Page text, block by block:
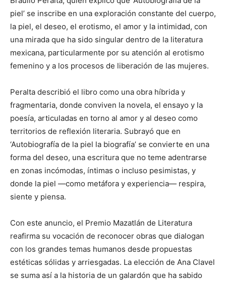
piel’ se inscribe en una exploración constante del cuerpo,
la piel, el deseo, el erotismo, el amor y la intimidad, con
una mirada que ha sido singular dentro de la literatura
mexicana, particularmente por su atención al erotismo
femenino y a los procesos de liberación de las mujeres.
Peralta describió el libro como una obra híbrida y
fragmentaria, donde conviven la novela, el ensayo y la
poesía, articuladas en torno al amor y al deseo como
territorios de reflexión literaria. Subrayó que en
‘Autobiografía de la piel la biografía’ se convierte en una
forma del deseo, una escritura que no teme adentrarse
en zonas incómodas, íntimas o incluso pesimistas, y
donde la piel —como metáfora y experiencia— respira,
siente y piensa.
Con este anuncio, el Premio Mazatlán de Literatura
reafirma su vocación de reconocer obras que dialogan
con los grandes temas humanos desde propuestas
estéticas sólidas y arriesgadas. La elección de Ana Clavel
se suma así a la historia de un galardón que ha sabido